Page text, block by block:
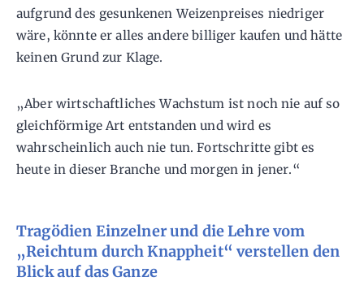
aufgrund des gesunkenen Weizenpreises niedriger
wäre, könnte er alles andere billiger kaufen und hätte
keinen Grund zur Klage.
„Aber wirtschaftliches Wachstum ist noch nie auf so
gleichförmige Art entstanden und wird es
wahrscheinlich auch nie tun. Fortschritte gibt es
heute in dieser Branche und morgen in jener.“
Tragödien Einzelner und die Lehre vom
„Reichtum durch Knappheit“ verstellen den
Blick auf das Ganze